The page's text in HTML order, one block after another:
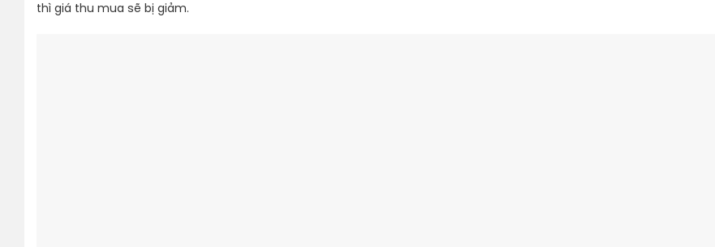
thì giá thu mua sẽ bị giảm.